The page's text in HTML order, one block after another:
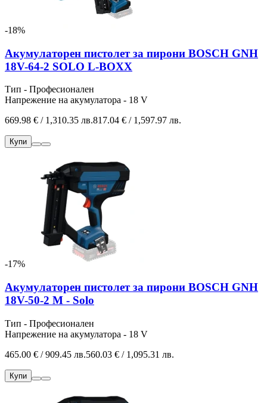
-18%
Акумулаторен пистолет за пирони BOSCH GNH
18V-64-2 SOLO L-BOXX
Тип - Професионален
Напрежение на акумулатора - 18 V
669.98 € / 1,310.35 лв.817.04 € / 1,597.97 лв.
Купи
-17%
Акумулаторен пистолет за пирони BOSCH GNH
18V-50-2 M - Solo
Тип - Професионален
Напрежение на акумулатора - 18 V
465.00 € / 909.45 лв.560.03 € / 1,095.31 лв.
Купи